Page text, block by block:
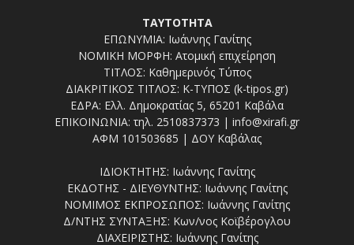
ΤΑΥΤΟΤΗΤΑ
ΕΠΩΝΥΜΙΑ: Ιωάννης Γανίτης
ΝΟΜΙΚΗ ΜΟΡΦΗ: Ατομική επιχείρηση
ΤΙΤΛΟΣ: Καθημερινός Τύπος
ΔΙΑΚΡΙΤΙΚΟΣ ΤΙΤΛΟΣ: Κ-ΤΥΠΟΣ (k-tipos.gr)
ΕΔΡΑ: Ελλ. Δημοκρατίας 5, 65201 Καβάλα
ΕΠΙΚΟΙΝΩΝΙΑ: τηλ. 2510837373 | info@xirafi.gr
ΑΦΜ 101503685 | ΔΟΥ Καβάλας
ΙΔΙΟΚΤΗΤΗΣ: Ιωάννης Γανίτης
ΕΚΔΟΤΗΣ - ΔΙΕΥΘΥΝΤΗΣ: Ιωάννης Γανίτης
ΝΟΜΙΜΟΣ ΕΚΠΡΟΣΩΠΟΣ: Ιωάννης Γανίτης
Δ/ΝΤΗΣ ΣΥΝΤΑΞΗΣ: Κων/νος Κοϊβέρογλου
ΔΙΑΧΕΙΡΙΣΤΗΣ: Ιωάννης Γανίτης